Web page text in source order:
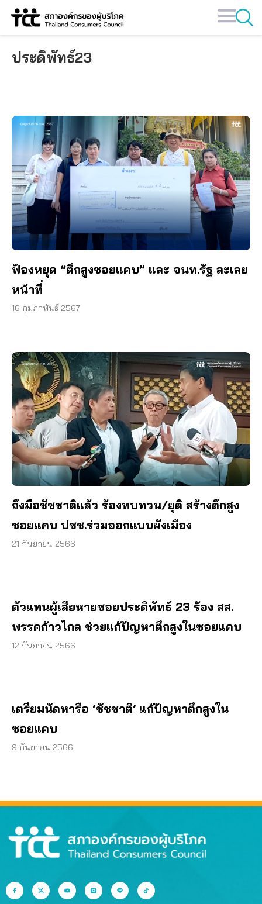
Skip
ประดิพัทธ์23
ฟ้องหยุด “ตึกสูงซอยแคบ” และ จนท.รัฐ ละเลย
หน้าที่
16 กุมภาพันธ์ 2567
ถึงมือชัชชาติแล้ว ร้องทบทวน/ยุติ สร้างตึกสูง
ซอยแคบ ปชช.ร่วมออกแบบผังเมือง
21 กันยายน 2566
ตัวแทนผู้เสียหายซอยประดิพัทธ์ 23 ร้อง สส.
พรรคก้าวไกล ช่วยแก้ปัญหาตึกสูงในซอยแคบ
12 กันยายน 2566
เตรียมนัดหารือ ‘ชัชชาติ’ แก้ปัญหาตึกสูงใน
ซอยแคบ
9 กันยายน 2566